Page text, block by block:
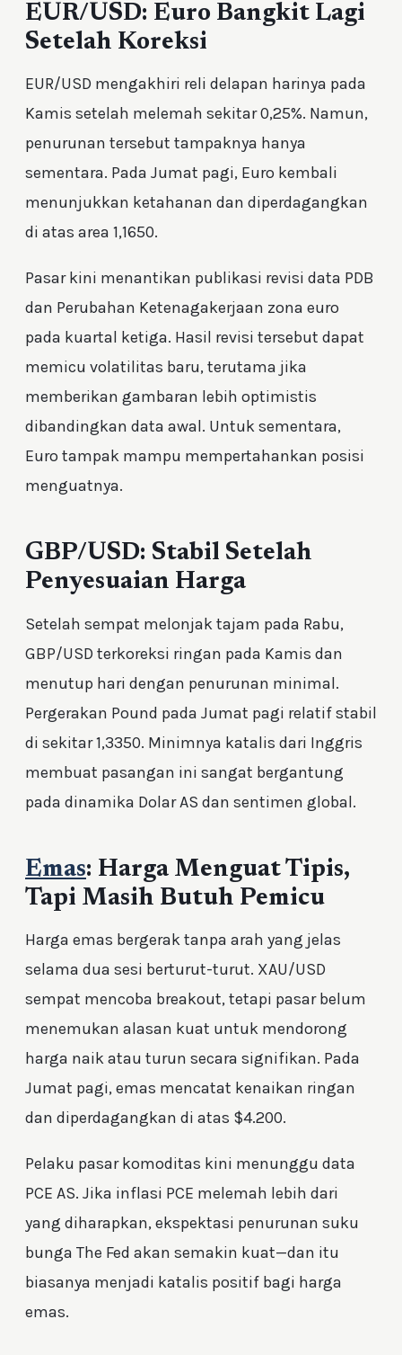
EUR/USD: Euro Bangkit Lagi
Setelah Koreksi
EUR/USD mengakhiri reli delapan harinya pada
Kamis setelah melemah sekitar 0,25%. Namun,
penurunan tersebut tampaknya hanya
sementara. Pada Jumat pagi, Euro kembali
menunjukkan ketahanan dan diperdagangkan
di atas area 1,1650.
Pasar kini menantikan publikasi revisi data PDB
dan Perubahan Ketenagakerjaan zona euro
pada kuartal ketiga. Hasil revisi tersebut dapat
memicu volatilitas baru, terutama jika
memberikan gambaran lebih optimistis
dibandingkan data awal. Untuk sementara,
Euro tampak mampu mempertahankan posisi
menguatnya.
GBP/USD: Stabil Setelah
Penyesuaian Harga
Setelah sempat melonjak tajam pada Rabu,
GBP/USD terkoreksi ringan pada Kamis dan
menutup hari dengan penurunan minimal.
Pergerakan Pound pada Jumat pagi relatif stabil
di sekitar 1,3350. Minimnya katalis dari Inggris
membuat pasangan ini sangat bergantung
pada dinamika Dolar AS dan sentimen global.
Emas: Harga Menguat Tipis,
Tapi Masih Butuh Pemicu
Harga emas bergerak tanpa arah yang jelas
selama dua sesi berturut-turut. XAU/USD
sempat mencoba breakout, tetapi pasar belum
menemukan alasan kuat untuk mendorong
harga naik atau turun secara signifikan. Pada
Jumat pagi, emas mencatat kenaikan ringan
dan diperdagangkan di atas $4.200.
Pelaku pasar komoditas kini menunggu data
PCE AS. Jika inflasi PCE melemah lebih dari
yang diharapkan, ekspektasi penurunan suku
bunga The Fed akan semakin kuat—dan itu
biasanya menjadi katalis positif bagi harga
emas.